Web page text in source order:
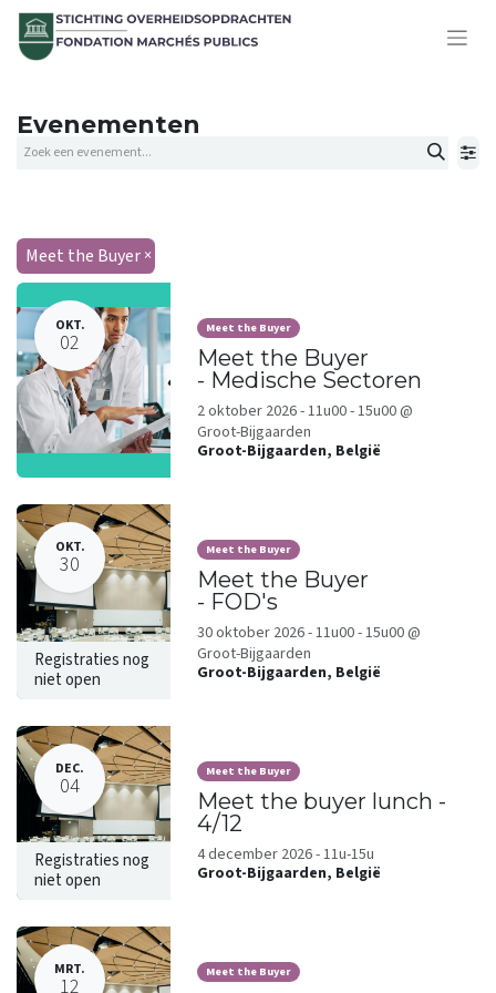
Evenementen
Meet the Buyer ×
OKT.
02
Meet the Buyer
Meet the Buyer
- Medische Sectoren
2 oktober 2026 - 11u00 - 15u00 @
Groot-Bijgaarden
Groot-Bijgaarden, België
OKT.
30
Registraties nog
niet open
Meet the Buyer
Meet the Buyer
- FOD's
30 oktober 2026 - 11u00 - 15u00 @
Groot-Bijgaarden
Groot-Bijgaarden, België
DEC.
04
Registraties nog
niet open
Meet the Buyer
Meet the buyer lunch -
4/12
4 december 2026 - 11u-15u
Groot-Bijgaarden, België
MRT.
12
Meet the Buyer